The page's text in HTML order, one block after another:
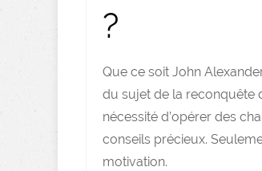
?
Que ce soit John
du sujet de la reconquête
nécessité d’opérer des
conseils précieux.
motivation.